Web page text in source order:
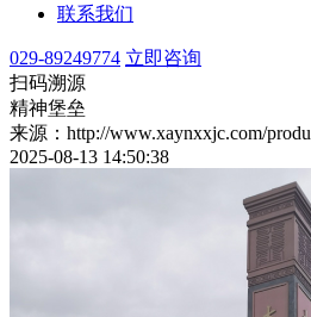
联系我们
029-89249774 立即咨询
扫码溯源
精神堡垒
来源：http://www.xaynxxjc.com/
2025-08-13 14:50:38